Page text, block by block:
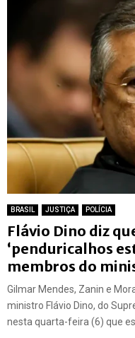
BRASIL JUSTIÇA POLÍCIA
Flávio Dino diz
‘penduricalhos
membros do
Gilmar Mendes, Zanin e
ministro Flávio Dino, do
nesta quarta-feira (6) que